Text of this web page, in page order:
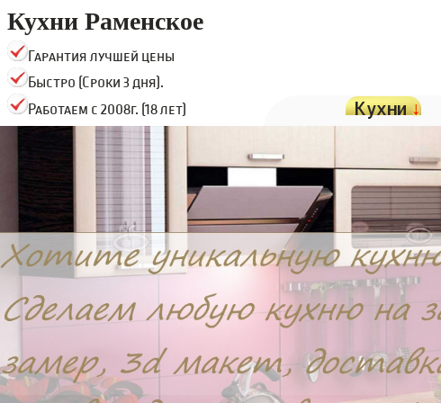
Кухни Раменское
Гарантия лучшей цены
Быстро (Сроки 3 дня).
Работаем с 2008г. (18 лет)
Кухни↓